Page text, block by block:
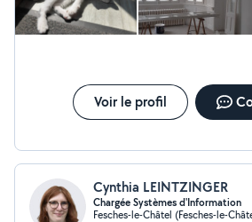
Voir le profil
Cynthia LEINTZINGER
Chargée Systèmes d'Information
Fesches-le-Châtel (Fesches-le-